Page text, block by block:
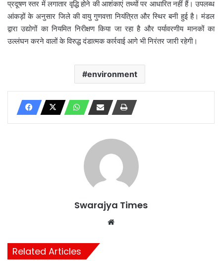
प्रदूषण स्तर में लगातार वृद्धि होने की आशंकाएं तथ्यों पर आधारित नहीं हैं। उपलब्ध
आंकड़ों के अनुसार जिले की वायु गुणवत्ता नियंत्रित और स्थिर बनी हुई है। मंडल
द्वारा उद्योगों का नियमित निरीक्षण किया जा रहा है और पर्यावरणीय मानकों का
उल्लंघन करने वालों के विरुद्ध दंडात्मक कार्रवाई आगे भी निरंतर जारी रहेगी।
environment
Swarajya Times
Related Articles